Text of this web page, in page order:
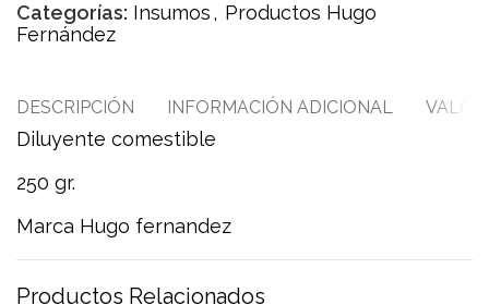
Categorías: Insumos, Productos Hugo
Fernández
DESCRIPCIÓN INFORMACIÓN ADICIONAL
Diluyente comestible
250 gr.
Marca Hugo fernandez
Productos Relacionados